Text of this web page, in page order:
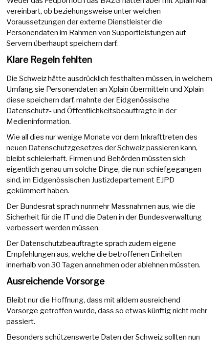
vereinbart, ob beziehungsweise unter welchen
Voraussetzungen der externe Dienstleister die
Personendaten im Rahmen von Supportleistungen auf
Servern überhaupt speichern darf.
Klare Regeln fehlten
Die Schweiz hätte ausdrücklich festhalten müssen, in welchem
Umfang sie Personendaten an Xplain übermitteln und Xplain
diese speichern darf, mahnte der Eidgenössische
Datenschutz- und Öffentlichkeitsbeauftragte in der
Medieninformation.
Wie all dies nur wenige Monate vor dem Inkrafttreten des
neuen Datenschutzgesetzes der Schweiz passieren kann,
bleibt schleierhaft. Firmen und Behörden müssten sich
eigentlich genau um solche Dinge, die nun schiefgegangen
sind, im Eidgenössischen Justizdepartement EJPD
gekümmert haben.
Der Bundesrat sprach nunmehr Massnahmen aus, wie die
Sicherheit für die IT und die Daten in der Bundesverwaltung
verbessert werden müssen.
Der Datenschutzbeauftragte sprach zudem eigene
Empfehlungen aus, welche die betroffenen Einheiten
innerhalb von 30 Tagen annehmen oder ablehnen müssten.
Ausreichende Vorsorge
Bleibt nur die Hoffnung, dass mit alldem ausreichend
Vorsorge getroffen wurde, dass so etwas künftig nicht mehr
passiert.
Besonders schützenswerte Daten der Schweiz sollten nun